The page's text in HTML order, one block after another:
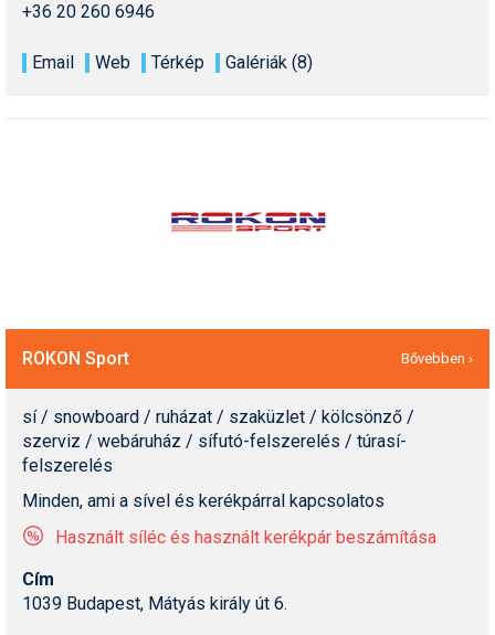
Humor
Hütte
Könyvajánló
Munkavállalás
Olvasnivaló
Pályázatok
Rajzok
+36 20 260 6946
Email Web Térkép Galériák (8)
ROKON Sport Bővebben ›
sí / snowboard / ruházat / szaküzlet / kölcsönző /
szerviz / webáruház / sífutó-felszerelés / túrasí-
felszerelés
Minden, ami a sível és kerékpárral kapcsolatos
Használt síléc és használt kerékpár beszámítása
Cím
1039 Budapest, Mátyás király út 6.